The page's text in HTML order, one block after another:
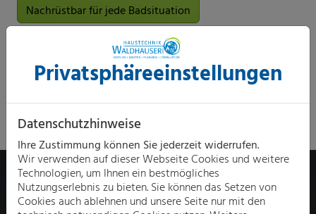
Nachrüstbar für jede Badsituation
Privatsphäre­einstellungen
Datenschutzhinweise
Ihre Zustimmung können Sie jederzeit widerrufen.
Wir verwenden auf dieser Webseite Cookies und weitere
Technologien, um Ihnen ein bestmögliches
Nutzungserlebnis zu bieten. Sie können das Setzen von
Cookies auch ablehnen und unsere Seite nur mit den